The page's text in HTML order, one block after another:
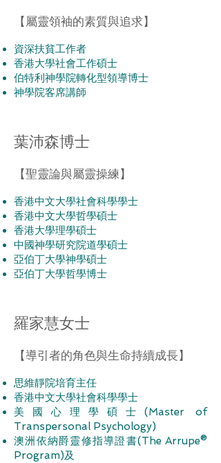
【屬靈領袖的素質與追求】
資深扶貧工作者
香港大學社會工作碩士
伯特利神學院轉化型領導博士
神學院客席講師
葉沛森博士
【聖靈論與屬靈操練】
香港中文大學社會科學學士
香港中文大學哲學碩士
香港大學理學碩士
中國神學研究院道學碩士
亞伯丁大學神學碩士
亞伯丁大學哲學博士
羅家慧女士
【導引者的角色與生命持續成長】
思維靜院培育主任
香港中文大學社會科學學士
美國心理學碩士(Master of
Transpersonal Psychology)
澳洲依納爵靈修指導證書(The Arrupe®
Program)及